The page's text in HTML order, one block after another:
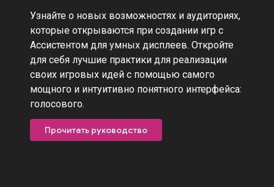
Узнайте о новых возможностях и аудиториях,
которые открываются при создании игр с
Ассистентом для умных дисплеев. Откройте
для себя лучшие практики для реализации
своих игровых идей с помощью самого
мощного и интуитивно понятного интерфейса:
голосового.
Прочитать руководство